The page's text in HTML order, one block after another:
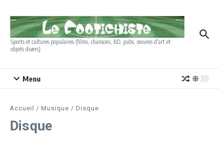
Sports et cultures populaires (films, chansons, BD, pubs, œuvres d'art et
objets divers)
Menu
Accueil / Musique / Disque
Disque